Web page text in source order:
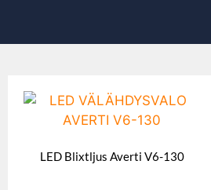
LED Blixtljus Averti V6-130